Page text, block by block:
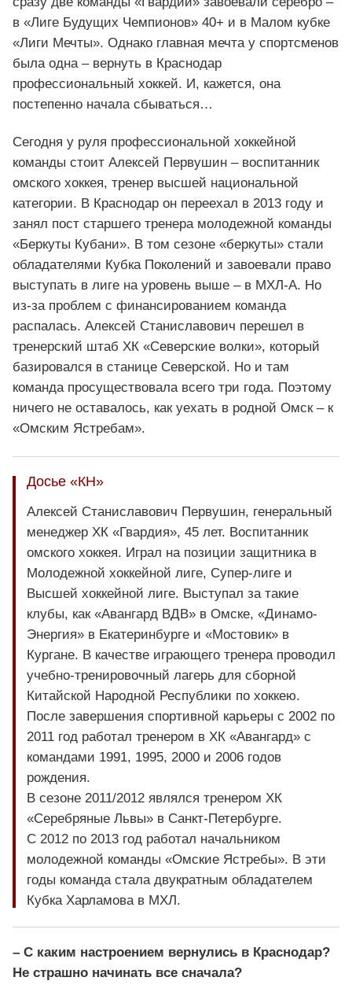
в «Лиге Будущих Чемпионов» 40+ и в Малом кубке
«Лиги Мечты». Однако главная мечта у спортсменов
была одна – вернуть в Краснодар
профессиональный хоккей. И, кажется, она
постепенно начала сбываться…
Сегодня у руля профессиональной хоккейной
команды стоит Алексей Первушин – воспитанник
омского хоккея, тренер высшей национальной
категории. В Краснодар он переехал в 2013 году и
занял пост старшего тренера молодежной команды
«Беркуты Кубани». В том сезоне «беркуты» стали
обладателями Кубка Поколений и завоевали право
выступать в лиге на уровень выше – в МХЛ-А. Но
из-за проблем с финансированием команда
распалась. Алексей Станиславович перешел в
тренерский штаб ХК «Северские волки», который
базировался в станице Северской. Но и там
команда просуществовала всего три года. Поэтому
ничего не оставалось, как уехать в родной Омск – к
«Омским Ястребам».
Досье «КН»
Алексей Станиславович Первушин, генеральный
менеджер ХК «Гвардия», 45 лет. Воспитанник
омского хоккея. Играл на позиции защитника в
Молодежной хоккейной лиге, Супер-лиге и
Высшей хоккейной лиге. Выступал за такие
клубы, как «Авангард ВДВ» в Омске, «Динамо-
Энергия» в Екатеринбурге и «Мостовик» в
Кургане. В качестве играющего тренера проводил
учебно-тренировочный лагерь для сборной
Китайской Народной Республики по хоккею.
После завершения спортивной карьеры с 2002 по
2011 год работал тренером в ХК «Авангард» с
командами 1991, 1995, 2000 и 2006 годов
рождения.
В сезоне 2011/2012 являлся тренером ХК
«Серебряные Львы» в Санкт-Петербурге.
С 2012 по 2013 год работал начальником
молодежной команды «Омские Ястребы». В эти
годы команда стала двукратным обладателем
Кубка Харламова в МХЛ.
– С каким настроением вернулись в Краснодар?
Не страшно начинать все сначала?